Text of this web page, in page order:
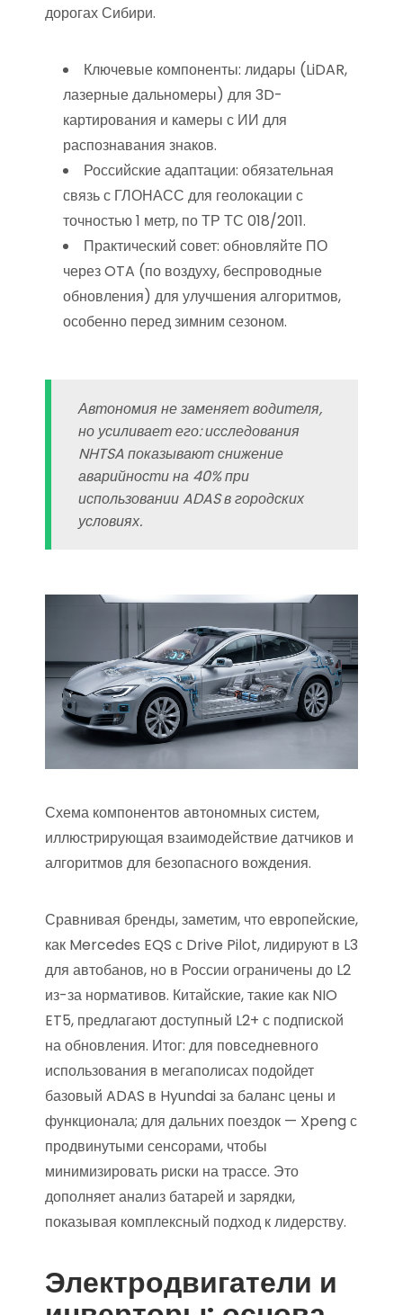
дорогах Сибири.
Ключевые компоненты: лидары (LiDAR,
лазерные дальномеры) для 3D-
картирования и камеры с ИИ для
распознавания знаков.
Российские адаптации: обязательная
связь с ГЛОНАСС для геолокации с
точностью 1 метр, по ТР ТС 018/2011.
Практический совет: обновляйте ПО
через OTA (по воздуху, беспроводные
обновления) для улучшения алгоритмов,
особенно перед зимним сезоном.
Автономия не заменяет водителя,
но усиливает его: исследования
NHTSA показывают снижение
аварийности на 40% при
использовании ADAS в городских
условиях.
Схема компонентов автономных систем,
иллюстрирующая взаимодействие датчиков и
алгоритмов для безопасного вождения.
Сравнивая бренды, заметим, что европейские,
как Mercedes EQS с Drive Pilot, лидируют в L3
для автобанов, но в России ограничены до L2
из-за нормативов. Китайские, такие как NIO
ET5, предлагают доступный L2+ с подпиской
на обновления. Итог: для повседневного
использования в мегаполисах подойдет
базовый ADAS в Hyundai за баланс цены и
функционала; для дальних поездок — Xpeng с
продвинутыми сенсорами, чтобы
минимизировать риски на трассе. Это
дополняет анализ батарей и зарядки,
показывая комплексный подход к лидерству.
Электродвигатели и